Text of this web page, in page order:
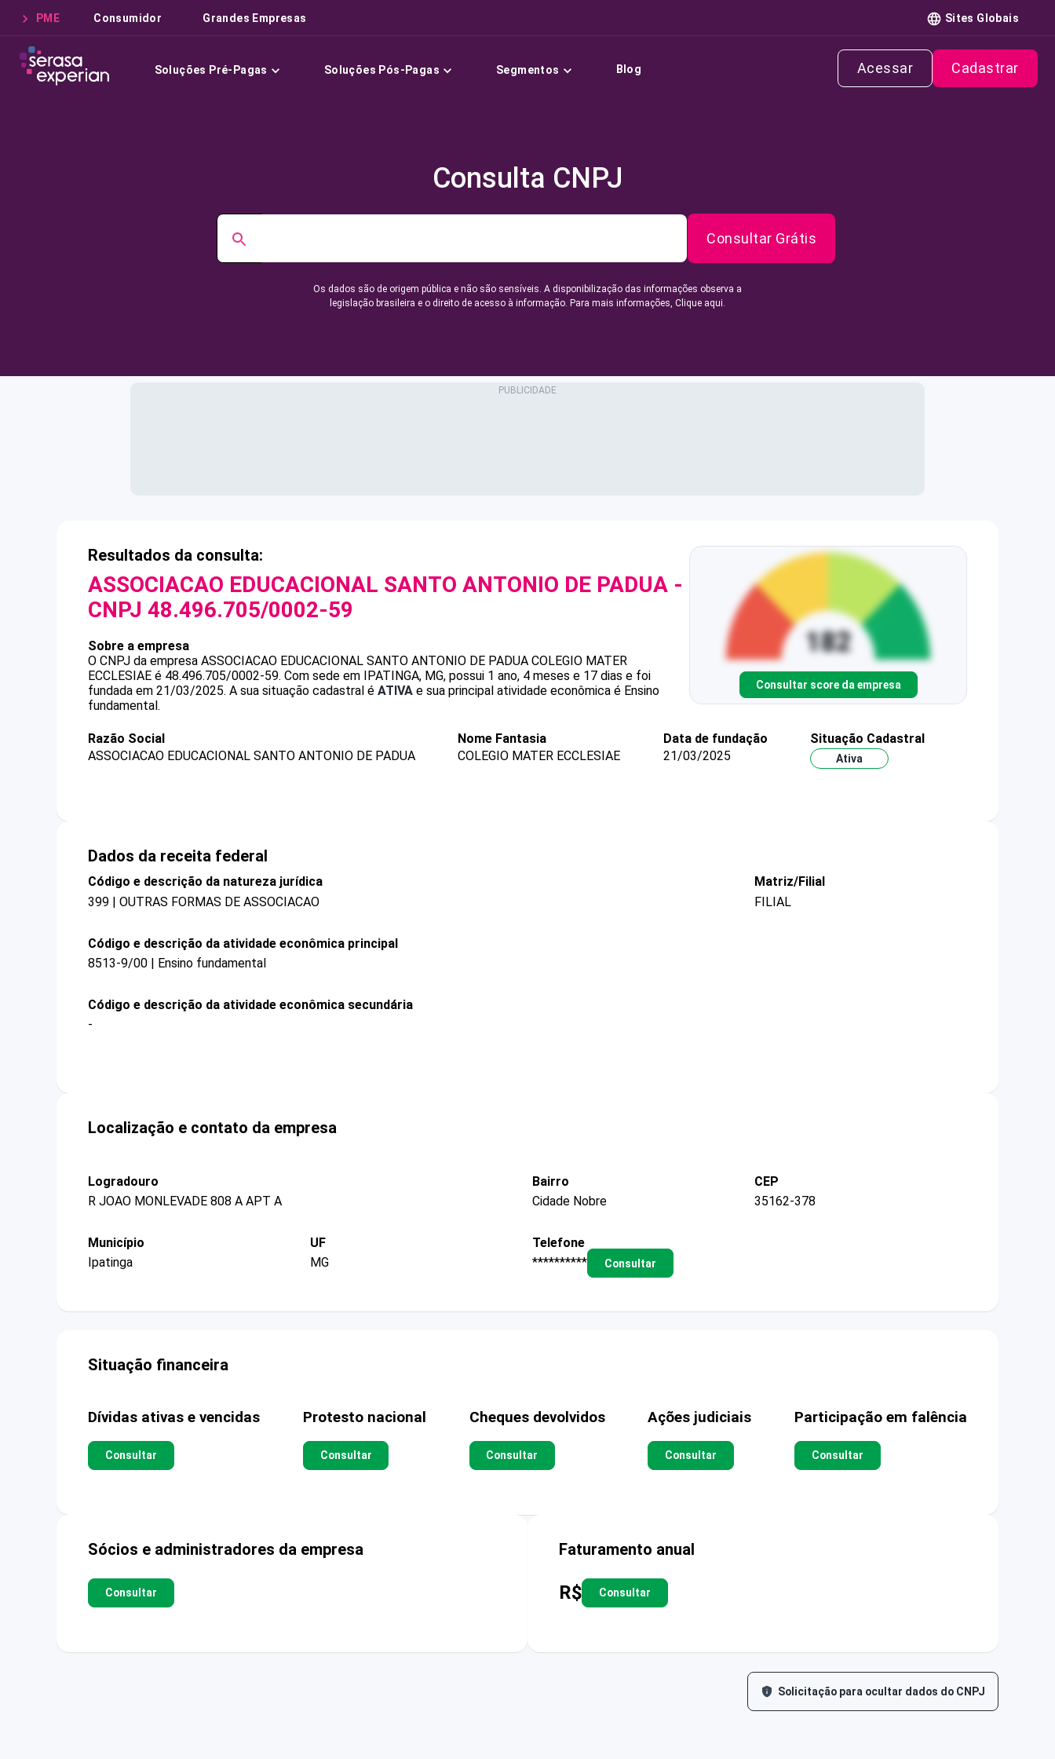
PME Consumidor Grandes Empresas Sites Globais
Soluções Pré-Pagas Soluções Pós-Pagas Segmentos Blog Acessar Cadastrar
Consulta CNPJ
Consultar Grátis
Os dados são de origem pública e não são sensíveis. A disponibilização das informações observa a
legislação brasileira e o direito de acesso à informação. Para mais informações, Clique aqui.
Resultados da consulta:
ASSOCIACAO EDUCACIONAL SANTO ANTONIO DE PADUA -
CNPJ 48.496.705/0002-59
Sobre a empresa
O CNPJ da empresa ASSOCIACAO EDUCACIONAL SANTO ANTONIO DE PADUA COLEGIO MATER
ECCLESIAE é 48.496.705/0002-59. Com sede em IPATINGA, MG, possui 1 ano, 4 meses e 17 dias e foi
fundada em 21/03/2025. A sua situação cadastral é ATIVA e sua principal atividade econômica é Ensino
fundamental.
Consultar score da empresa
Razão Social
ASSOCIACAO EDUCACIONAL SANTO ANTONIO DE PADUA
Nome Fantasia
COLEGIO MATER ECCLESIAE
Data de fundação
21/03/2025
Situação Cadastral
Ativa
Dados da receita federal
Código e descrição da natureza jurídica
399 | OUTRAS FORMAS DE ASSOCIACAO
Matriz/Filial
FILIAL
Código e descrição da atividade econômica principal
8513-9/00 | Ensino fundamental
Código e descrição da atividade econômica secundária
-
Localização e contato da empresa
Logradouro
R JOAO MONLEVADE 808 A APT A
Bairro
Cidade Nobre
CEP
35162-378
Município
Ipatinga
UF
MG
Telefone
**********
Consultar
Situação financeira
Dívidas ativas e vencidas
Consultar
Protesto nacional
Consultar
Cheques devolvidos
Consultar
Ações judiciais
Consultar
Participação em falência
Consultar
Sócios e administradores da empresa
Consultar
Faturamento anual
R$ Consultar
Solicitação para ocultar dados do CNPJ